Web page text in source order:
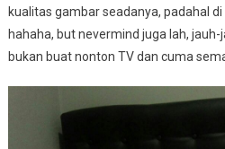
kualitas gambar seadanya, padahal
hahaha, but nevermind juga lah,
bukan buat nonton TV dan cuma